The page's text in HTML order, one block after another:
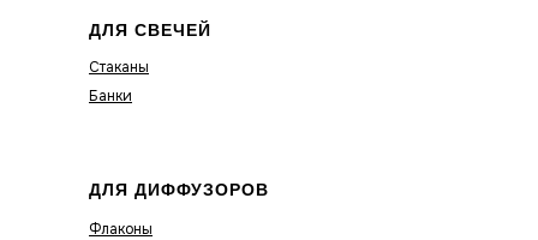
ДЛЯ СВЕЧЕЙ
Стаканы
Банки
ДЛЯ ДИФФУЗОРОВ
Флаконы